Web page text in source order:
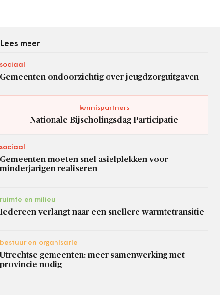
Lees meer
sociaal
Gemeenten ondoorzichtig over jeugdzorguitgaven
kennispartners
Nationale Bijscholingsdag Participatie
sociaal
Gemeenten moeten snel asielplekken voor
minderjarigen realiseren
ruimte en milieu
Iedereen verlangt naar een snellere warmtetransitie
bestuur en organisatie
Utrechtse gemeenten: meer samenwerking met
provincie nodig